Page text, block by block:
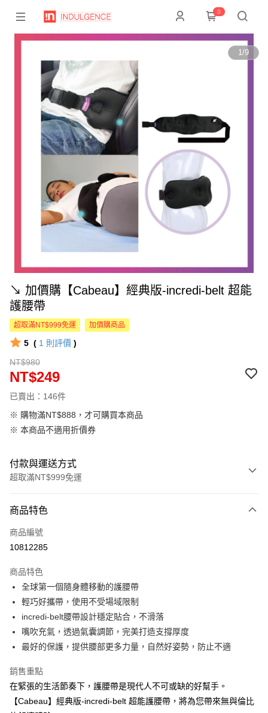
0
1/9
↘︎ 加價購【Cabeau】經典版-incredi-belt 超能
護腰帶
超取滿NT$999免運 加價購商品
5 ( 1 則評價 )
NT$980
NT$249
已賣出：146件
※ 購物滿NT$888，才可購買本商品
※ 本商品不適用折價券
付款與運送方式
超取滿NT$999免運
信用卡一次付款
LINE Pay
街口支付
悠遊付
AFTEE先享後付
相關說明
AFTEE先享後付是「在收到商品之後才付款」的支付方式。 讓您購物簡單
便利好安心！
１．簡單：不需註冊會員、不需綁卡、不需儲值。
２．便利：只要手機號碼，簡訊認證，即可結帳。
３．安心：先確認商品／服務後，再付款。
ATM付款
貨到付款
商品特色
商品編號
10812285
商品特色
全球第一個隨身體移動的護腰帶
輕巧好攜帶，使用不受場域限制
incredi-belt腰帶設計穩定貼合，不滑落
嘴吹充氣，透過氣囊調節，完美打造支撐厚度
最好的保護，提供腰部更多力量，自然好姿勢，防止不適
銷售重點
在緊張的生活節奏下，護腰帶是現代人不可或缺的好幫手。
【Cabeau】經典版-incredi-belt 超能護腰帶，將為您帶來無與倫比